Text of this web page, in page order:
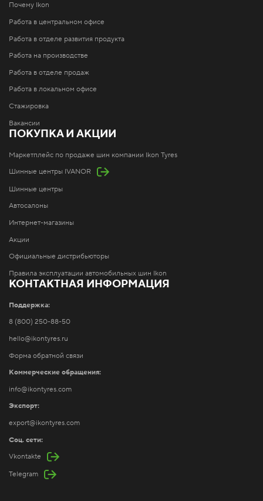
Почему Ikon
Работа в центральном офисе
Работа в отделе развития продукта
Работа на производстве
Работа в отделе продаж
Работа в локальном офисе
Стажировка
Вакансии
ПОКУПКА И АКЦИИ
Маркетплейс по продаже шин компании Ikon Tyres
Шинные центры IVANOR
Шинные центры
Автосалоны
Интернет-магазины
Акции
Официальные дистрибьюторы
Правила эксплуатации автомобильных шин Ikon
КОНТАКТНАЯ ИНФОРМАЦИЯ
Поддержка:
8 (800) 250-88-50
hello@ikontyres.ru
Форма обратной связи
Коммерческие обращения:
info@ikontyres.com
Экспорт:
export@ikontyres.com
Соц. сети:
Vkontakte
Telegram